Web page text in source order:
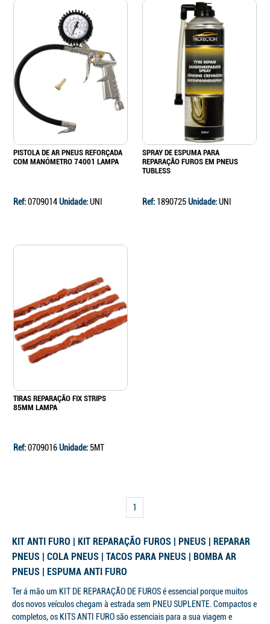
PISTOLA DE AR PNEUS REFORÇADA
COM MANÓMETRO 74001 LAMPA
Ref:0709014Unidade:UNI
SPRAY DE ESPUMA PARA
REPARAÇÃO FUROS EM PNEUS
TUBLESS
Ref: 1890725Unidade:UNI
TIRAS REPARAÇÃO FIX STRIPS
85MM LAMPA
Ref:0709016Unidade: 5MT
1
KIT ANTI FURO | KIT REPARAÇÃO FUROS | PNEUS | REPARAR
PNEUS | COLA PNEUS | TACOS PARA PNEUS | BOMBA AR
PNEUS | ESPUMA ANTI FURO
Ter á mão um KIT DE REPARAÇÃO DE FUROS é essencial porque muitos
dos novos veículos chegam à estrada sem PNEU SUPLENTE. Compactos e
completos, os KITS ANTI FURO são essenciais para a sua viagem e